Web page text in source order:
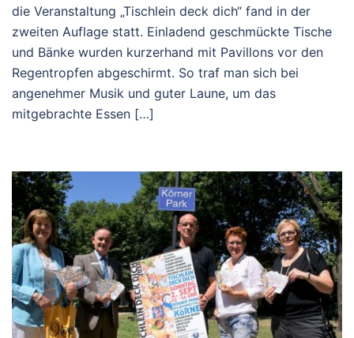
die Veranstaltung „Tischlein deck dich“ fand in der
zweiten Auflage statt. Einladend geschmückte Tische
und Bänke wurden kurzerhand mit Pavillons vor den
Regentropfen abgeschirmt. So traf man sich bei
angenehmer Musik und guter Laune, um das
mitgebrachte Essen […]